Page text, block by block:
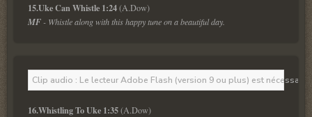
15.Uke Can Whistle 1:24 (A.Dow)
MF - Whistle along with this happy tune on a beautiful day.
Clip audio : Le lecteur Adobe Flash (version 9 ou plus) est
16.Whistling To Uke 1:35 (A.Dow)